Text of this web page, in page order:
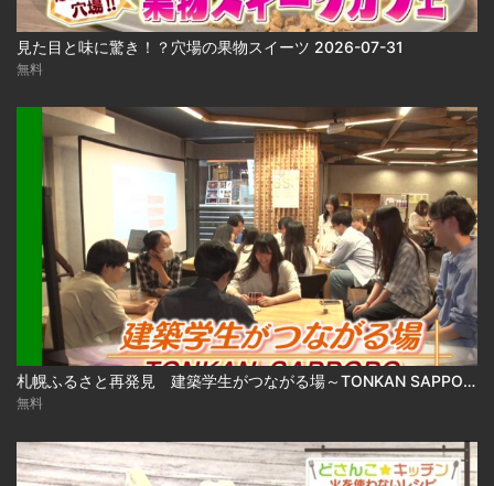
見た目と味に驚き！？穴場の果物スイーツ 2026-07-31
無料
札幌ふるさと再発見 建築学生がつながる場～TONKAN SAPPORO～2026年8月1日放送
無料